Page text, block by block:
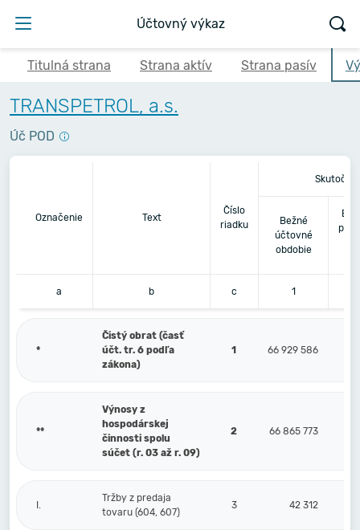
Účtovný výkaz
Titulná strana Strana aktív Strana pasív
TRANSPETROL, a.s.
Úč POD
Označenie Text
Číslo
riadku
Bežné
účtovné
obdobie
a b c 1
*
Čistý obrat (časť
účt. tr. 6 podľa
zákona)
1 66 929 586
**
Výnosy z
hospodárskej
činnosti spolu
súčet (r. 03 až r. 09)
2 66 865 773
I.
Tržby z predaja
tovaru (604, 607)
3 42 312